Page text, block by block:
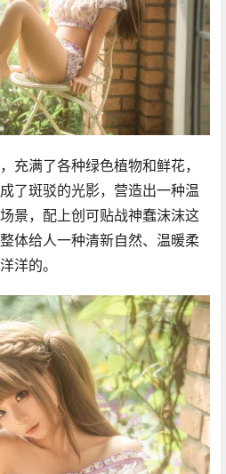
充满了各种绿色植物和鲜花，
了斑驳的光影，营造出一种温
景，配上创可贴战神蠢沫沫这
体给人一种清新自然、温暖柔
洋的。